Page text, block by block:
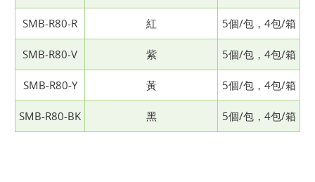
SMB-R80-R 紅 5個/包，4包/箱
SMB-R80-V 紫 5個/包，4包/箱
SMB-R80-Y 黃 5個/包，4包/箱
SMB-R80-BK 黑 5個/包，4包/箱